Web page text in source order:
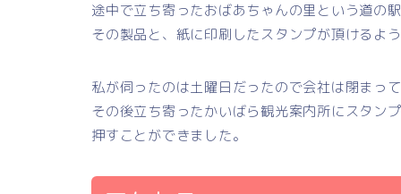
途中で立ち寄ったおばあちゃんの里という道の
その製品と、紙に印刷したスタンプが頂けるよ
私が伺ったのは土曜日だったので会社は閉まっ
その後立ち寄ったかいばら観光案内所にスタン
押すことができました。